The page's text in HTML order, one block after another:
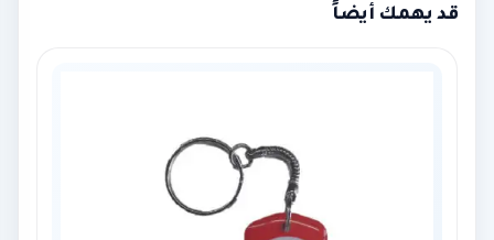
قد يهمك أيضاً